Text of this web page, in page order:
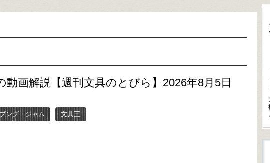
動画解説【週刊文具のとびら】2026年8月5日
ング・ジャム 文具王